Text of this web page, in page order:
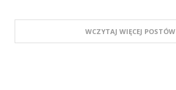
WCZYTAJ WIĘCEJ POSTÓW